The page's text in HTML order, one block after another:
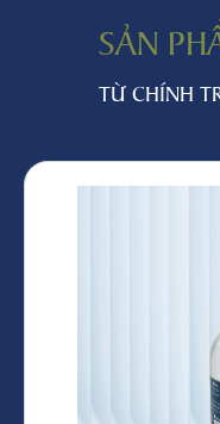
SẢN
TỪ CHÍNH